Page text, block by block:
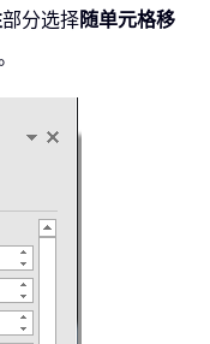
部分选择随单元格移